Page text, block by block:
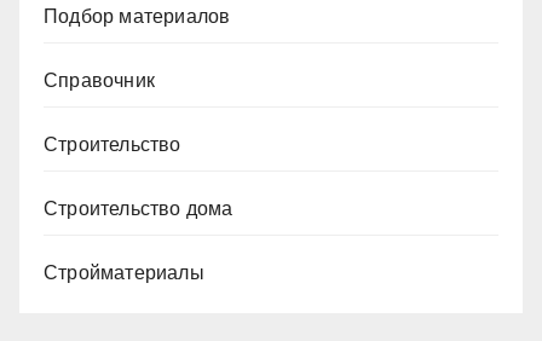
Подбор материалов
Справочник
Строительство
Строительство дома
Стройматериалы